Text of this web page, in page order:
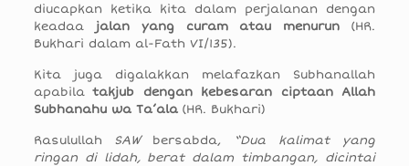
diucapkan ketika kita dalam perjalanan dengan
keadaa jalan yang curam atau menurun (HR.
Bukhari dalam al-Fath VI/135).
Kita juga digalakkan melafazkan Subhanallah
apabilatakjub dengan kebesaran ciptaan Allah
Subhanahu wa Ta’ala(HR. Bukhari)
Rasulullah SAWbersabda,
“Dua kalimat yang
ringan di lidah, berat dalam timbangan, dicintai